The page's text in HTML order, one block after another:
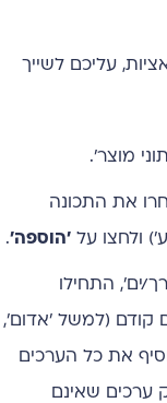
עליכם לשייך
מוצר'.
את התכונה
ולחצו על 'הוספה'.
ים', התחילו
קודם (למשל 'אדום',
את כל הערכים
ערכים שאינם